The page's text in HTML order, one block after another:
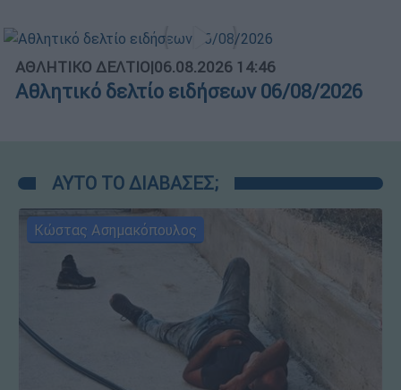
ΑΘΛΗΤΙΚΟ ΔΕΛΤΙΟ|06.08.2026 14:46
Αθλητικό δελτίο ειδήσεων 06/08/2026
ΑΥΤΟ ΤΟ ΔΙΑΒΑΣΕΣ;
Κώστας Ασημακόπουλος